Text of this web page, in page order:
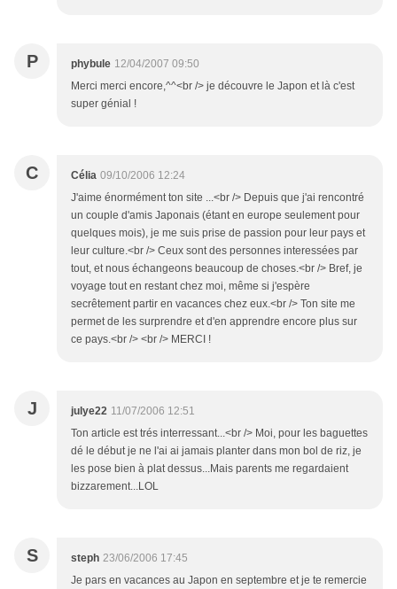
P phybule 12/04/2007 09:50
Merci merci encore,^^<br /> je découvre le Japon et là c'est
super génial !
C Célia 09/10/2006 12:24
J'aime énormément ton site ...<br /> Depuis que j'ai rencontré
un couple d'amis Japonais (étant en europe seulement pour
quelques mois), je me suis prise de passion pour leur pays et
leur culture.<br /> Ceux sont des personnes interessées par
tout, et nous échangeons beaucoup de choses.<br /> Bref, je
voyage tout en restant chez moi, même si j'espère
secrêtement partir en vacances chez eux.<br /> Ton site me
permet de les surprendre et d'en apprendre encore plus sur
ce pays.<br /> <br /> MERCI !
J julye22 11/07/2006 12:51
Ton article est trés interressant...<br /> Moi, pour les baguettes
dé le début je ne l'ai ai jamais planter dans mon bol de riz, je
les pose bien à plat dessus...Mais parents me regardaient
bizzarement...LOL
S steph 23/06/2006 17:45
Je pars en vacances au Japon en septembre et je te remercie